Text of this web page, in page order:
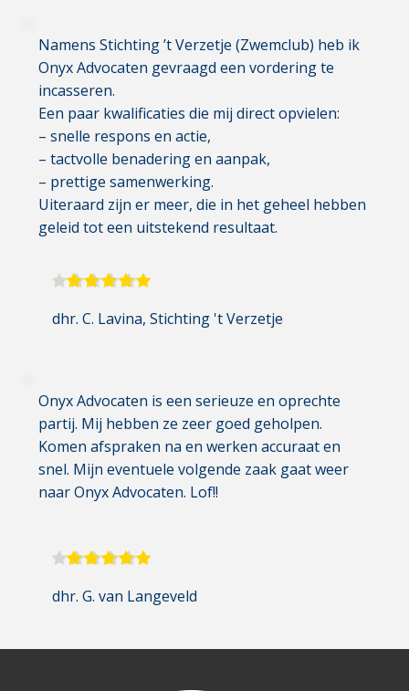
Namens Stichting ’t Verzetje (Zwemclub) heb ik
Onyx Advocaten gevraagd een vordering te
incasseren.
Een paar kwalificaties die mij direct opvielen:
– snelle respons en actie,
– tactvolle benadering en aanpak,
– prettige samenwerking.
Uiteraard zijn er meer, die in het geheel hebben
geleid tot een uitstekend resultaat.
dhr. C. Lavina, Stichting 't Verzetje
Onyx Advocaten is een serieuze en oprechte
partij. Mij hebben ze zeer goed geholpen.
Komen afspraken na en werken accuraat en
snel. Mijn eventuele volgende zaak gaat weer
naar Onyx Advocaten. Lof!!
dhr. G. van Langeveld